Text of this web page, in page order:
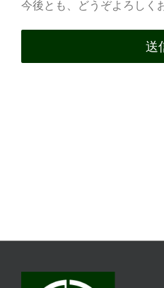
今後とも、どうぞよろしく